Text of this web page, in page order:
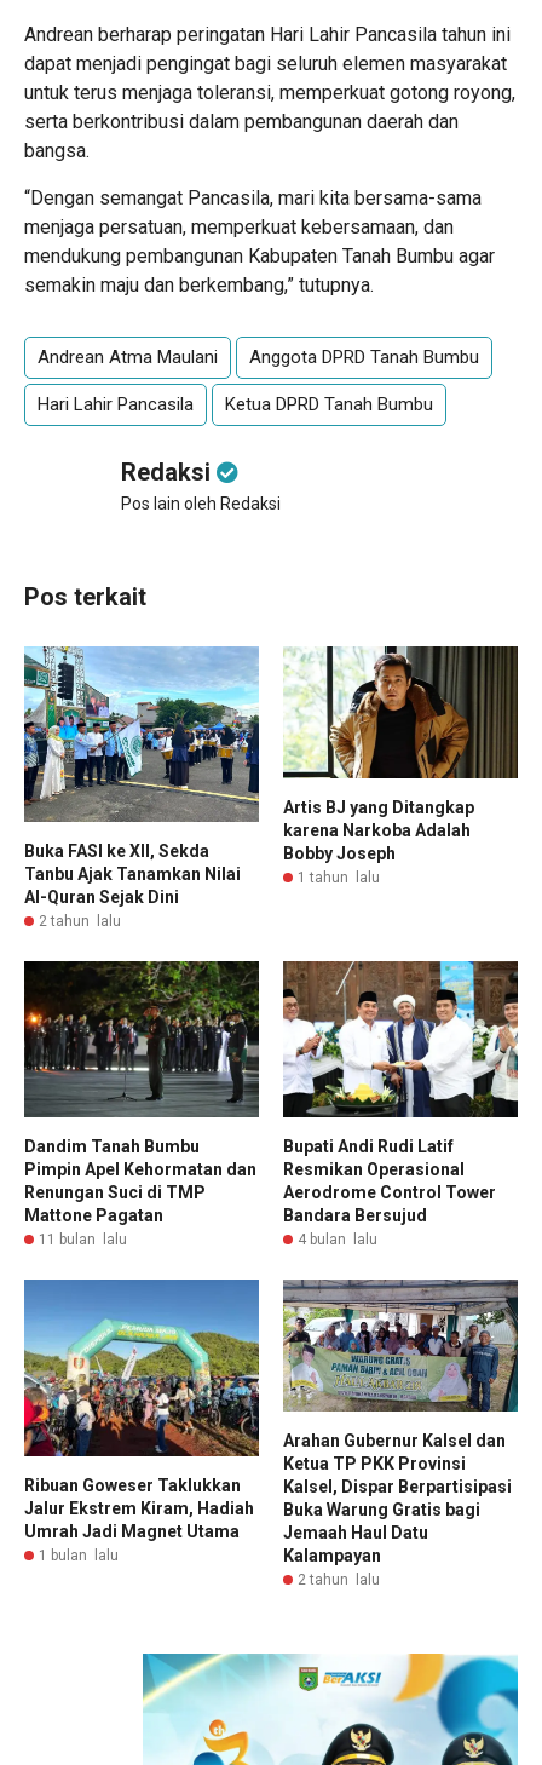
Andrean berharap peringatan Hari Lahir Pancasila tahun ini
dapat menjadi pengingat bagi seluruh elemen masyarakat
untuk terus menjaga toleransi, memperkuat gotong royong,
serta berkontribusi dalam pembangunan daerah dan
bangsa.
“Dengan semangat Pancasila, mari kita bersama-sama
menjaga persatuan, memperkuat kebersamaan, dan
mendukung pembangunan Kabupaten Tanah Bumbu agar
semakin maju dan berkembang,” tutupnya.
Andrean Atma Maulani Anggota DPRD Tanah Bumbu
Hari Lahir Pancasila Ketua DPRD Tanah Bumbu
Redaksi
Pos lain oleh Redaksi
Pos terkait
Buka FASI ke XII, Sekda
Tanbu Ajak Tanamkan Nilai
Al-Quran Sejak Dini
2 tahun lalu
Artis BJ yang Ditangkap
karena Narkoba Adalah
Bobby Joseph
1 tahun lalu
Dandim Tanah Bumbu
Pimpin Apel Kehormatan dan
Renungan Suci di TMP
Mattone Pagatan
11 bulan lalu
Bupati Andi Rudi Latif
Resmikan Operasional
Aerodrome Control Tower
Bandara Bersujud
4 bulan lalu
Ribuan Goweser Taklukkan
Jalur Ekstrem Kiram, Hadiah
Umrah Jadi Magnet Utama
1 bulan lalu
Arahan Gubernur Kalsel dan
Ketua TP PKK Provinsi
Kalsel, Dispar Berpartisipasi
Buka Warung Gratis bagi
Jemaah Haul Datu
Kalampayan
2 tahun lalu